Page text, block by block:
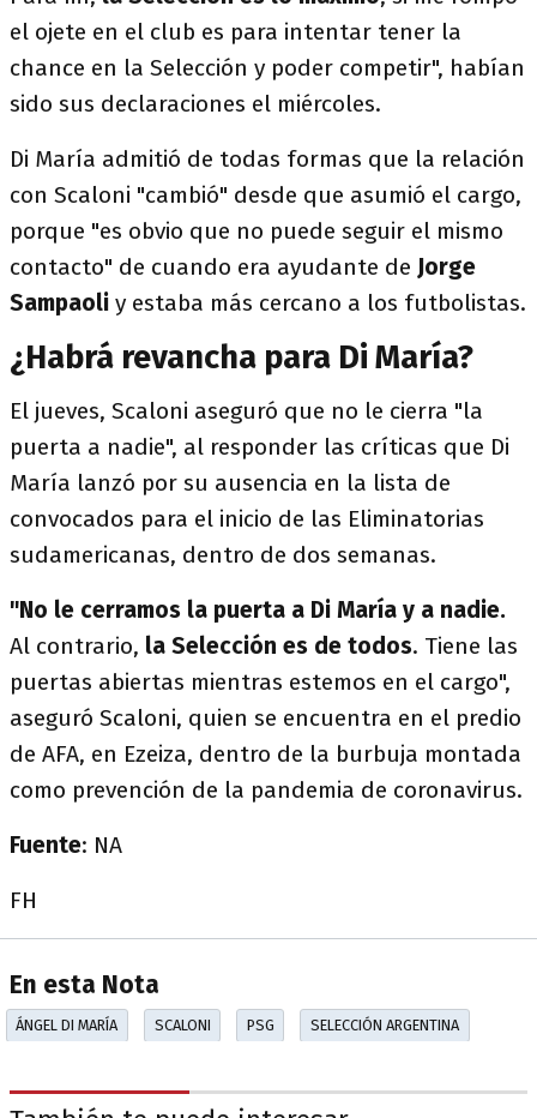
el ojete en el club es para intentar tener la
chance en la Selección y poder competir", habían
sido sus declaraciones el miércoles.
Di María admitió de todas formas que la relación
con Scaloni "cambió" desde que asumió el cargo,
porque "es obvio que no puede seguir el mismo
contacto" de cuando era ayudante de Jorge
Sampaoli y estaba más cercano a los futbolistas.
¿Habrá revancha para Di María?
El jueves, Scaloni aseguró que no le cierra "la
puerta a nadie", al responder las críticas que Di
María lanzó por su ausencia en la lista de
convocados para el inicio de las Eliminatorias
sudamericanas, dentro de dos semanas.
"No le cerramos la puerta a Di María y a nadie.
Al contrario, la Selección es de todos. Tiene las
puertas abiertas mientras estemos en el cargo",
aseguró Scaloni, quien se encuentra en el predio
de AFA, en Ezeiza, dentro de la burbuja montada
como prevención de la pandemia de coronavirus.
Fuente: NA
FH
En esta Nota
ÁNGEL DI MARÍA SCALONI PSG SELECCIÓN ARGENTINA